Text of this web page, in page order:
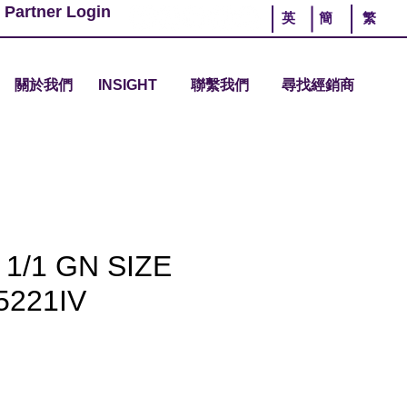
Partner Login 英 簡 繁
關於我們 INSIGHT 聯繫我們 尋找經銷商
1 GN SIZE